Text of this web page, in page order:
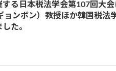
する日本税法学会第107回大
ョンボン）教授ほか韓国税
た。